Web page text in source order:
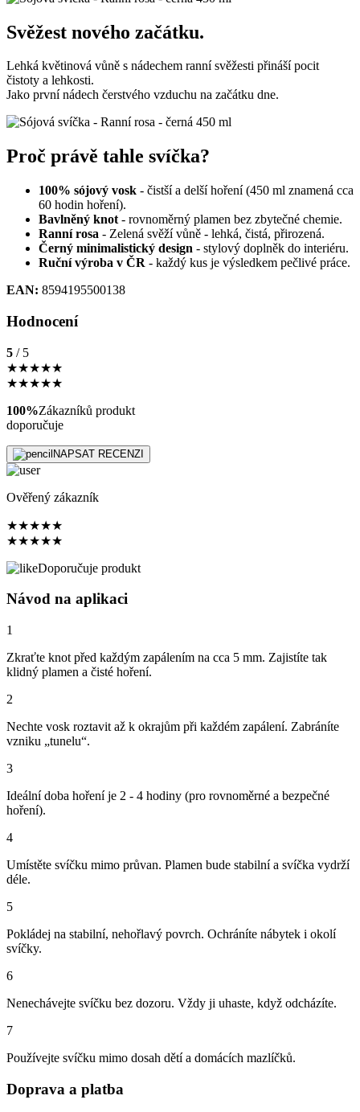
Svěžest nového začátku.
Lehká květinová vůně s nádechem ranní svěžesti přináší pocit
čistoty a lehkosti.
Jako první nádech čerstvého vzduchu na začátku dne.
Proč právě tahle svíčka?
100% sójový vosk - čistší a delší hoření (450 ml znamená cca
60 hodin hoření).
Bavlněný knot - rovnoměrný plamen bez zbytečné chemie.
Ranní rosa - Zelená svěží vůně - lehká, čistá, přirozená.
Černý minimalistický design - stylový doplněk do interiéru.
Ruční výroba v ČR - každý kus je výsledkem pečlivé práce.
EAN: 8594195500138
Hodnocení
5 / 5
★★★★★
★★★★★
100%Zákazníků produkt
doporučuje
NAPSAT RECENZI
Ověřený zákazník
★★★★★
★★★★★
Doporučuje produkt
Návod na aplikaci
1
Zkraťte knot před každým zapálením na cca 5 mm. Zajistíte tak
klidný plamen a čisté hoření.
2
Nechte vosk roztavit až k okrajům při každém zapálení. Zabráníte
vzniku „tunelu“.
3
Ideální doba hoření je 2 - 4 hodiny (pro rovnoměrné a bezpečné
hoření).
4
Umístěte svíčku mimo průvan. Plamen bude stabilní a svíčka vydrží
déle.
5
Pokládej na stabilní, nehořlavý povrch. Ochráníte nábytek i okolí
svíčky.
6
Nenechávejte svíčku bez dozoru. Vždy ji uhaste, když odcházíte.
7
Používejte svíčku mimo dosah dětí a domácích mazlíčků.
Doprava a platba